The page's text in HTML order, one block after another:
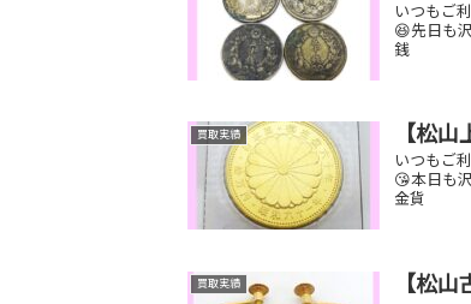
いつもご
😆先日も
銭
買取実績 【松
いつもご
😘本日も
金貨 テ
買取実績
【松